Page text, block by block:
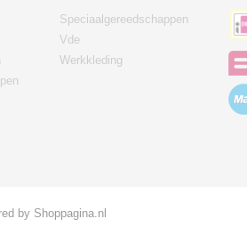
Speciaalgereedschappen
Vde
Werkkleding
by Shoppagina.nl